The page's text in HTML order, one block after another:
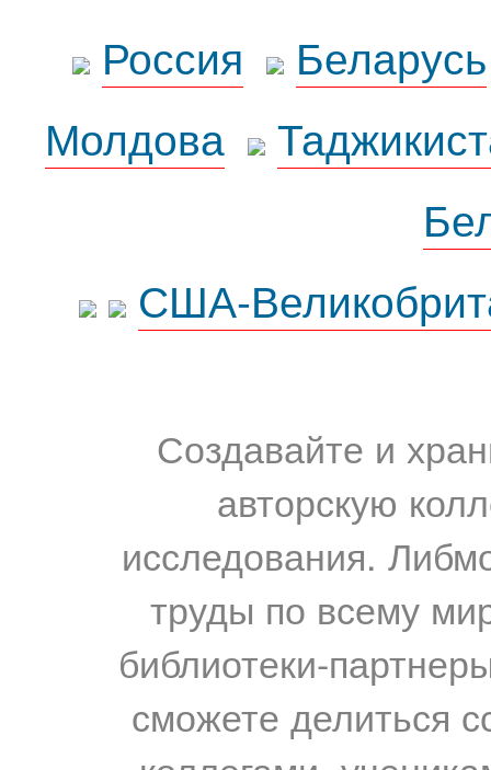
Россия
Беларусь
Молдова
США-
Создавайте и
авторскую
исследования.
труды по всему
библиотеки-
сможете делиться